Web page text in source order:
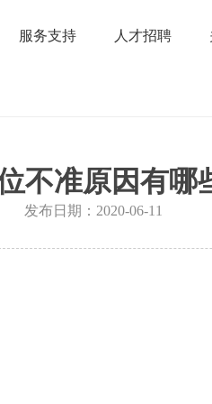
服务支持 人才招聘
不准原因有哪
发布日期：2020-06-11